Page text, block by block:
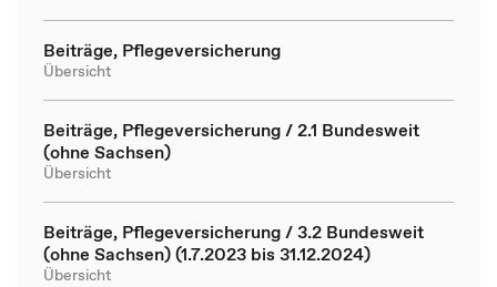
Beiträge, Pflegeversicherung
Übersicht
Beiträge, Pflegeversicherung / 2.1 Bundesweit
(ohne Sachsen)
Übersicht
Beiträge, Pflegeversicherung / 3.2 Bundesweit
(ohne Sachsen) (1.7.2023 bis 31.12.2024)
Übersicht